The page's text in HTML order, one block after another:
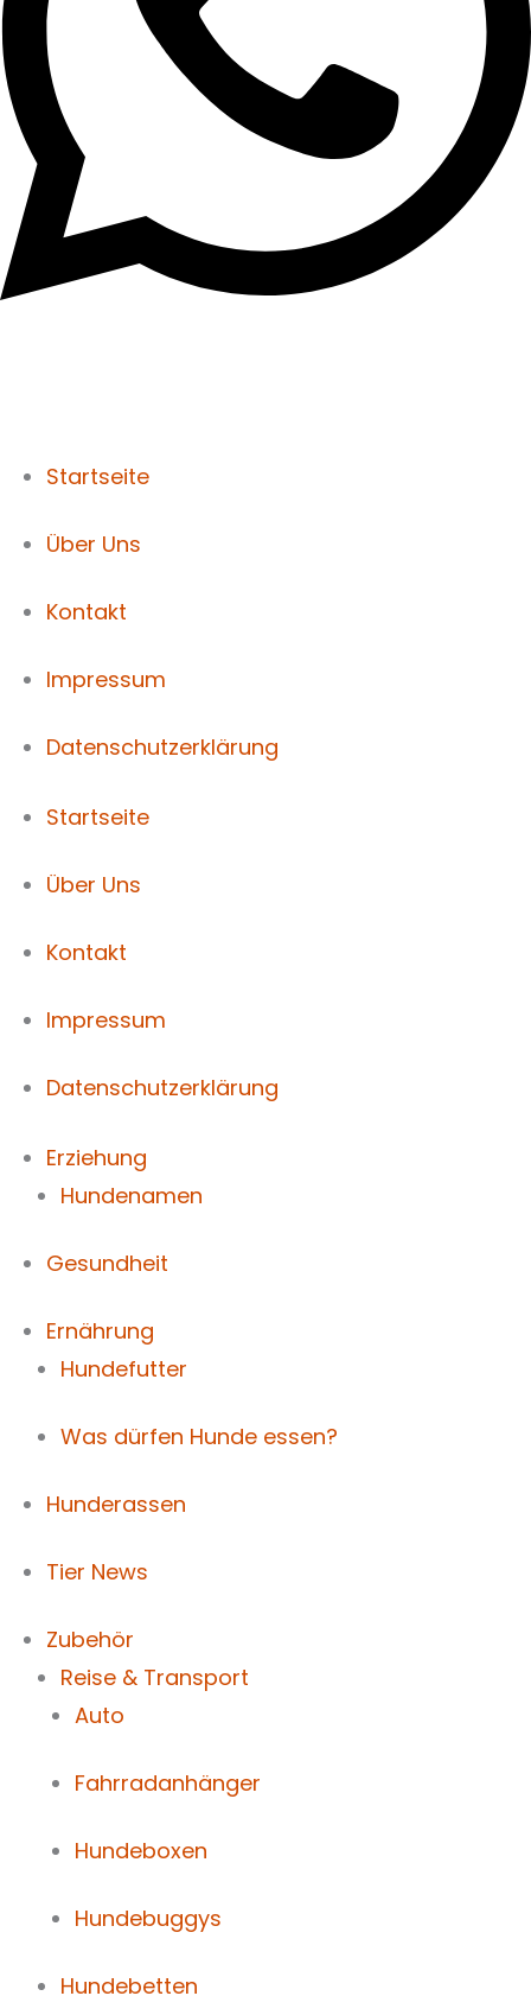
Startseite
Über Uns
Kontakt
Impressum
Datenschutzerklärung
Startseite
Über Uns
Kontakt
Impressum
Datenschutzerklärung
Erziehung
Hundenamen
Gesundheit
Ernährung
Hundefutter
Was dürfen Hunde essen?
Hunderassen
Tier News
Zubehör
Reise & Transport
Auto
Fahrradanhänger
Hundeboxen
Hundebuggys
Hundebetten